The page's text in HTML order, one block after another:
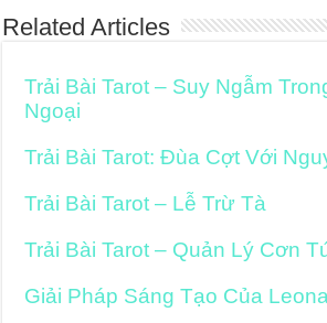
Related Articles
Trải Bài Tarot – Suy Ngẫm
Ngoại
Trải Bài Tarot: Đùa Cợt Với
Trải Bài Tarot – Lễ Trừ Tà
Trải Bài Tarot – Quản Lý Cơn
Giải Pháp Sáng Tạo Của